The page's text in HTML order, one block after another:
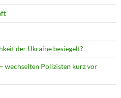
der Ukraine besiegelt?
wechselten Polizisten kurz vor